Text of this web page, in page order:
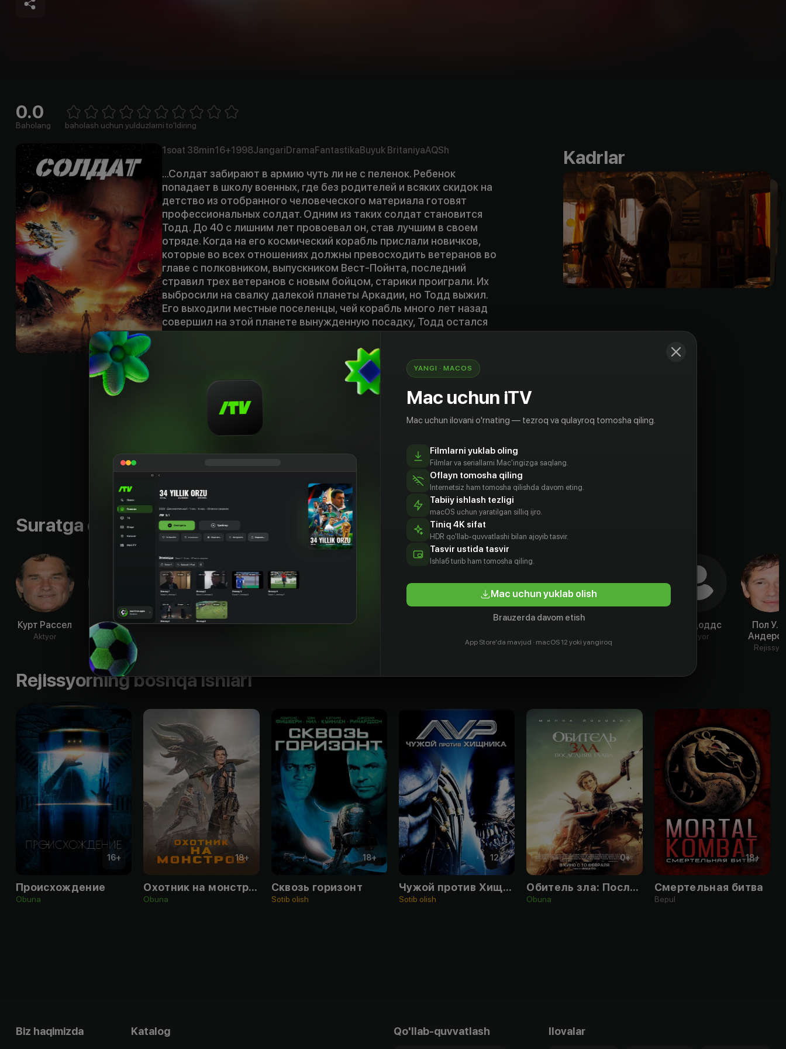
0.0
Baholang 1 Star2 Stars3 Stars4 Stars5 Stars6 Stars7 Stars8 Stars
baholash uchun yulduzlarni to'ldiring
1soat 38min16+1998JangariDramaFantastikaBuyuk BritaniyaAQSh
...Солдат забирают в армию чуть ли не с пеленок. Ребенок
попадает в школу военных, где без родителей и всяких скидок на
детство из отобранного человеческого материала готовят
профессиональных солдат. Одним из таких солдат становится
Тодд. До 40 с лишним лет провоевал он, став лучшим в своем
отряде. Когда на его космический корабль прислали новичков,
которые во всех отношениях должны превосходить ветеранов во
главе с полковником, выпускником Вест-Пойнта, последний
стравил трех ветеранов с новым бойцом, старики проиграли. Их
выбросили на свалку далекой планеты Аркадии, но Тодд выжил.
Его выходили местные поселенцы, чей корабль много лет назад
совершил на этой планете вынужденную посадку, Тодд остался
жить среди них. В его душе были не только страх и дисциплина,
как сказал он милой красивой женщине, выходившей его, но и
доброта. Когда полковник высадил на планете новых солдат,
чтобы испытать их в операции по уничтожению жителей колонии,
Тодд доказал, что опыт в сочетании с человеческим фактором
стоят гораздо больше, чем генетическая избранность и крепкие
«Left for dead on a remote planet for obsolete machines and people,
a fallen hero has one last battle to fight»
Byudjet:
$60 000 000
Kadrlar
Suratga olish guruhi
Курт Рассел
Aktyor
Джейсон
Айзекс
Aktyor
Конни
Шон Пертуи Гэри Бьюзи
Aktyor
К.К. Доддс
Aktyor
Пол У.
Rejissyor
Rejissyorning boshqa ishlari
16+
Происхождение
Obuna
18+
Охотник на монстров
Obuna
18+
Сквозь горизонт
Sotib olish
12+
Чужой против Хищника
Sotib olish
0+
Обитель зла: Последняя глава
Obuna
18+
Смертельная битва
Bepul
Biz haqimizda Katalog Qo'llab-quvvatlash Ilovalar
YANGI · MACOS
Mac uchun iTV
Mac uchun ilovani o'rnating — tezroq va qulayroq tomosha qiling.
Filmlarni yuklab oling
Filmlar va seriallarni Mac'ingizga saqlang.
Oflayn tomosha qiling
Internetsiz ham tomosha qilishda davom eting.
Tabiiy ishlash tezligi
macOS uchun yaratilgan silliq ijro.
Tiniq 4K sifat
HDR qo'llab-quvvatlashi bilan ajoyib tasvir.
Tasvir ustida tasvir
Ishlаб turib ham tomosha qiling.
Mac uchun yuklab olish
Brauzerda davom etish
App Store'da mavjud · macOS 12 yoki yangiroq